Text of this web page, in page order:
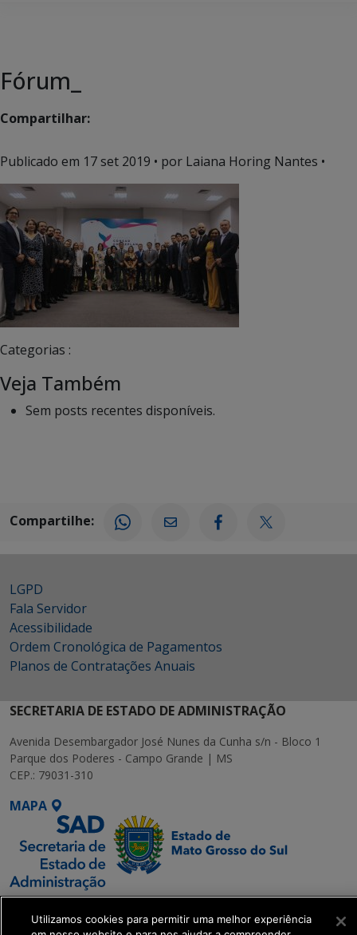
Fórum_
Compartilhar:
Publicado em 17 set 2019 • por Laiana Horing Nantes •
Categorias :
Veja Também
Sem posts recentes disponíveis.
Compartilhe:
LGPD
Fala Servidor
Acessibilidade
Ordem Cronológica de Pagamentos
Planos de Contratações Anuais
SECRETARIA DE ESTADO DE ADMINISTRAÇÃO
Avenida Desembargador José Nunes da Cunha s/n - Bloco 1
Parque dos Poderes - Campo Grande | MS
CEP.: 79031-310
MAPA
Executiva de
Utilizamos cookies para permitir uma melhor experiência